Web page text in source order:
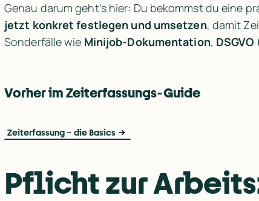
Genau darum geht’s hier: Du bekommst du eine
jetzt konkret festlegen und umsetzen, damit
Sonderfälle wie Minijob-Dokumentation,
Vorher im Zeiterfassungs-Guide
Zeiterfassung – die Basics
Pflicht zur